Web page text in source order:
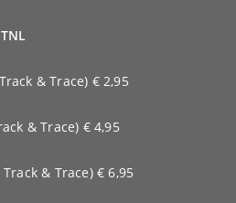
& Trace) € 2,95
& Trace) € 4,95
& Trace) € 6,95